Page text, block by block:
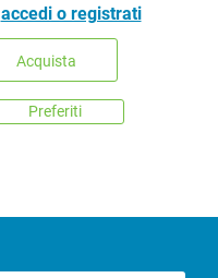
accedi o registrati
Acquista
Preferiti